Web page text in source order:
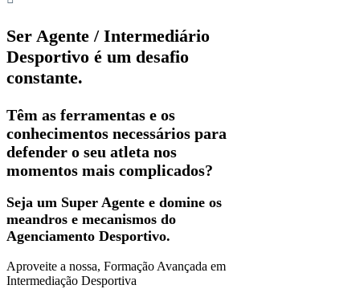
Ser Agente / Intermediário
Desportivo é um desafio
constante.
Têm as ferramentas e os
conhecimentos necessários para
defender o seu atleta nos
momentos mais complicados?
Seja um Super Agente e domine os
meandros e mecanismos do
Agenciamento Desportivo.
Aproveite a nossa, Formação Avançada em
Intermediação Desportiva